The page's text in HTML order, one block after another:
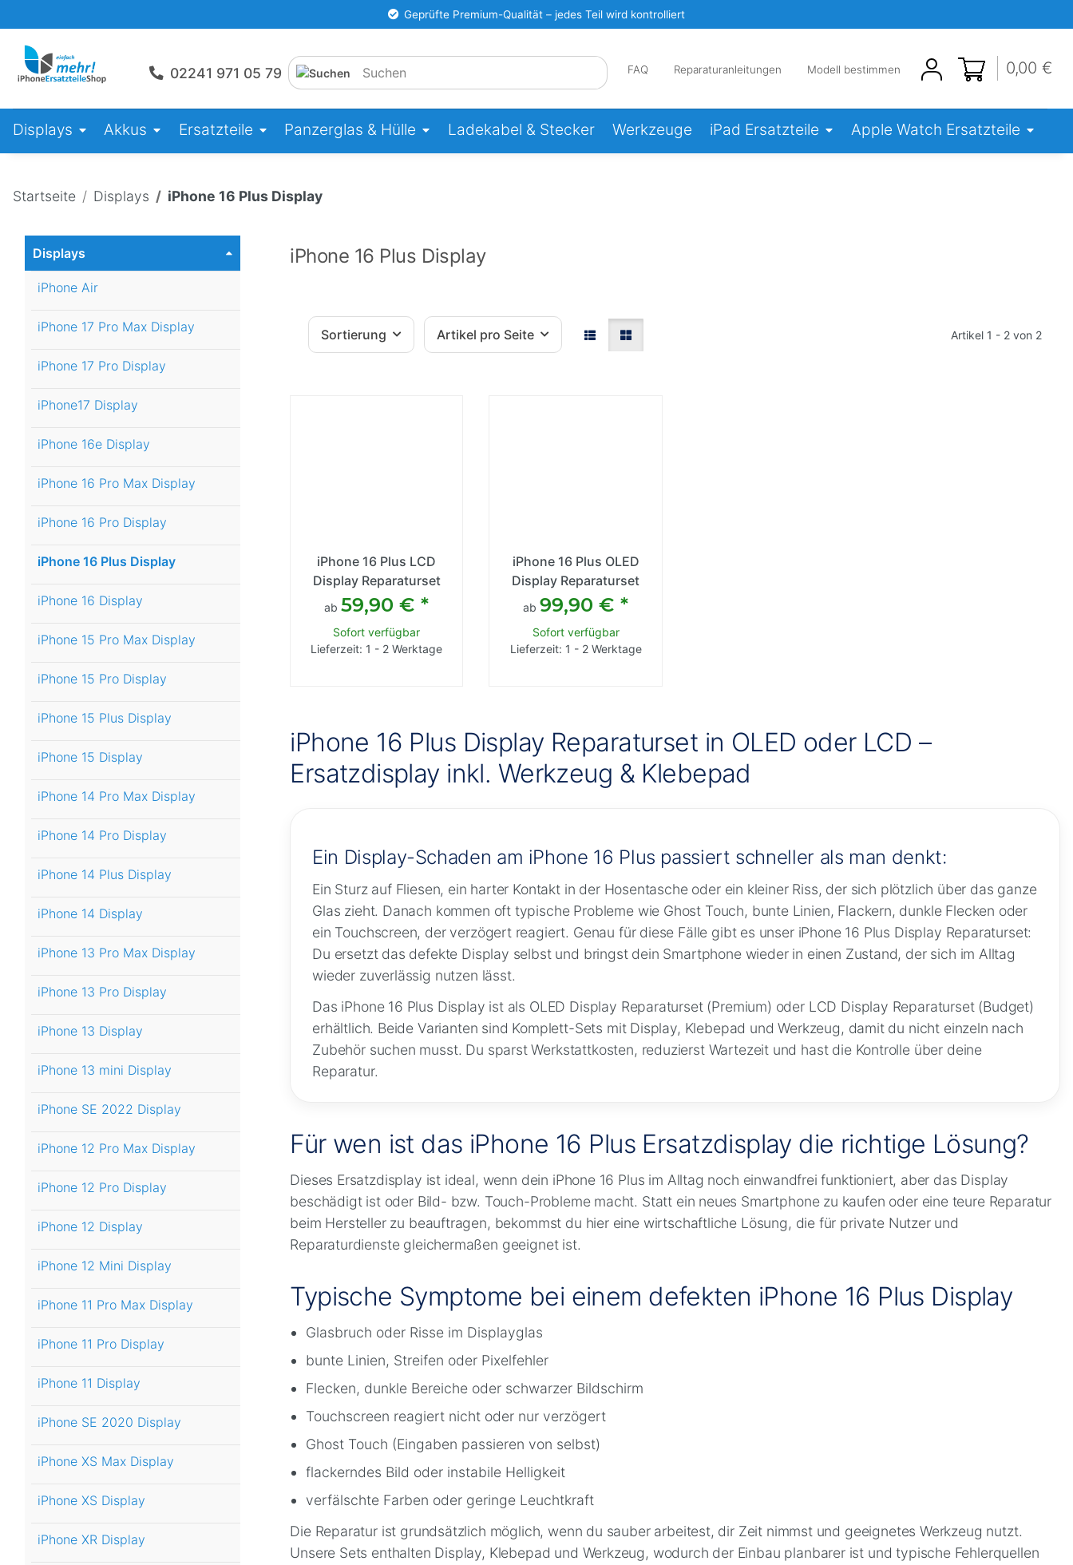
Geprüfte Premium-Qualität – jedes Teil wird kontrolliert
02241 971 05 79 FAQ Reparaturanleitungen Modell bestimmen 0,00 €
Displays Akkus Ersatzteile Panzerglas & Hülle Ladekabel & Stecker Werkzeuge iPad Ersatzteile Apple Watch Ersatzteile
Startseite Displays iPhone 16 Plus Display
iPhone 16 Plus Display
Sortierung Artikel pro Seite Artikel 1 - 2 von 2
iPhone 16 Plus LCD
Display Reparaturset
ab59,90 €*
Sofort verfügbar
Lieferzeit: 1 - 2 Werktage
iPhone 16 Plus OLED
Display Reparaturset
ab99,90 €*
Sofort verfügbar
Lieferzeit: 1 - 2 Werktage
iPhone 16 Plus Display Reparaturset in OLED oder LCD –
Ersatzdisplay inkl. Werkzeug & Klebepad
Ein Display-Schaden am iPhone 16 Plus passiert schneller als man denkt:
Ein Sturz auf Fliesen, ein harter Kontakt in der Hosentasche oder ein kleiner Riss, der sich plötzlich über das ganze
Glas zieht. Danach kommen oft typische Probleme wie Ghost Touch, bunte Linien, Flackern, dunkle Flecken oder
ein Touchscreen, der verzögert reagiert. Genau für diese Fälle gibt es unser iPhone 16 Plus Display Reparaturset:
Du ersetzt das defekte Display selbst und bringst dein Smartphone wieder in einen Zustand, der sich im Alltag
wieder zuverlässig nutzen lässt.
Das iPhone 16 Plus Display ist als OLED Display Reparaturset (Premium) oder LCD Display Reparaturset (Budget)
erhältlich. Beide Varianten sind Komplett-Sets mit Display, Klebepad und Werkzeug, damit du nicht einzeln nach
Zubehör suchen musst. Du sparst Werkstattkosten, reduzierst Wartezeit und hast die Kontrolle über deine
Reparatur.
Für wen ist das iPhone 16 Plus Ersatzdisplay die richtige Lösung?
Dieses Ersatzdisplay ist ideal, wenn dein iPhone 16 Plus im Alltag noch einwandfrei funktioniert, aber das Display
beschädigt ist oder Bild- bzw. Touch-Probleme macht. Statt ein neues Smartphone zu kaufen oder eine teure Reparatur
beim Hersteller zu beauftragen, bekommst du hier eine wirtschaftliche Lösung, die für private Nutzer und
Reparaturdienste gleichermaßen geeignet ist.
Typische Symptome bei einem defekten iPhone 16 Plus Display
Glasbruch oder Risse im Displayglas
bunte Linien, Streifen oder Pixelfehler
Flecken, dunkle Bereiche oder schwarzer Bildschirm
Touchscreen reagiert nicht oder nur verzögert
Ghost Touch (Eingaben passieren von selbst)
flackerndes Bild oder instabile Helligkeit
verfälschte Farben oder geringe Leuchtkraft
Die Reparatur ist grundsätzlich möglich, wenn du sauber arbeitest, dir Zeit nimmst und geeignetes Werkzeug nutzt.
Unsere Sets enthalten Display, Klebepad und Werkzeug, wodurch der Einbau planbarer ist und typische Fehlerquellen
Displays
iPhone Air
iPhone 17 Pro Max Display
iPhone 17 Pro Display
iPhone17 Display
iPhone 16e Display
iPhone 16 Pro Max Display
iPhone 16 Pro Display
iPhone 16 Plus Display
iPhone 16 Display
iPhone 15 Pro Max Display
iPhone 15 Pro Display
iPhone 15 Plus Display
iPhone 15 Display
iPhone 14 Pro Max Display
iPhone 14 Pro Display
iPhone 14 Plus Display
iPhone 14 Display
iPhone 13 Pro Max Display
iPhone 13 Pro Display
iPhone 13 Display
iPhone 13 mini Display
iPhone SE 2022 Display
iPhone 12 Pro Max Display
iPhone 12 Pro Display
iPhone 12 Display
iPhone 12 Mini Display
iPhone 11 Pro Max Display
iPhone 11 Pro Display
iPhone 11 Display
iPhone SE 2020 Display
iPhone XS Max Display
iPhone XS Display
iPhone XR Display